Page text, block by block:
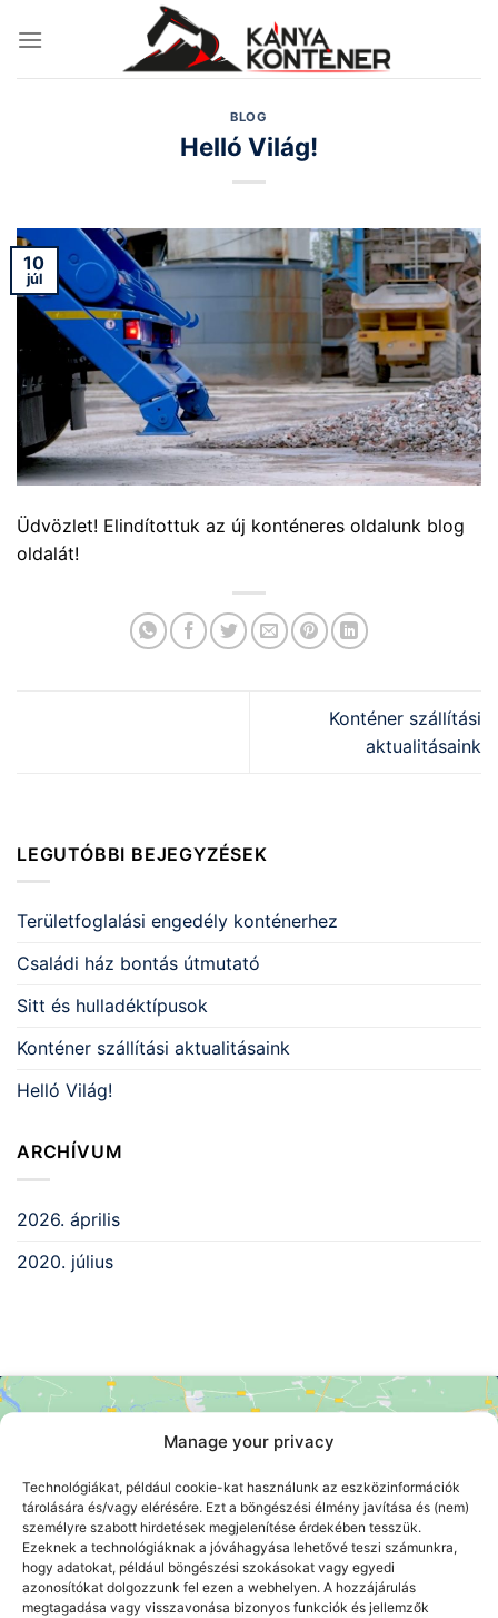
Manage your privacy
Technológiákat, például cookie-kat használunk az eszközinformációk
tárolására és/vagy elérésére. Ezt a böngészési élmény javítása és (nem)
személyre szabott hirdetések megjelenítése érdekében tesszük.
Ezeknek a technológiáknak a jóváhagyása lehetővé teszi számunkra,
hogy adatokat, például böngészési szokásokat vagy egyedi
azonosítókat dolgozzunk fel ezen a webhelyen. A hozzájárulás
megtagadása vagy visszavonása bizonyos funkciók és jellemzők
BLOG
Helló Világ!
10
júl
Üdvözlet! Elindítottuk az új konténeres oldalunk blog
oldalát!
Konténer szállítási
aktualitásaink
LEGUTÓBBI BEJEGYZÉSEK
Területfoglalási engedély konténerhez
Családi ház bontás útmutató
Sitt és hulladéktípusok
Konténer szállítási aktualitásaink
Helló Világ!
ARCHÍVUM
2026. április
2020. július
Click 'I agree' to enable Google maps
I AGREE